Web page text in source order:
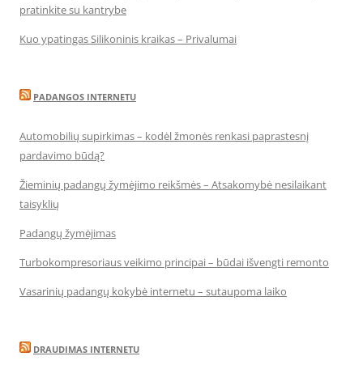
pratinkite su kantrybe
Kuo ypatingas Silikoninis kraikas – Privalumai
PADANGOS INTERNETU
Automobilių supirkimas – kodėl žmonės renkasi paprastesnį
pardavimo būdą?
Žieminių padangų žymėjimo reikšmės – Atsakomybė nesilaikant
taisyklių
Padangų žymėjimas
Turbokompresoriaus veikimo principai – būdai išvengti remonto
Vasarinių padangų kokybė internetu – sutaupoma laiko
DRAUDIMAS INTERNETU